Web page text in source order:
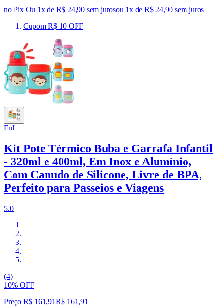
no Pix Ou 1x de R$ 24,90 sem jurosou 1x de R$ 24,90 sem juros
Cupom R$ 10 OFF
Full
Kit Pote Térmico Buba e Garrafa Infantil
- 320ml e 400ml, Em Inox e Alumínio,
Com Canudo de Silicone, Livre de BPA,
Perfeito para Passeios e Viagens
5.0
(4)
10% OFF
Preço R$ 161,91R$ 161 ,91